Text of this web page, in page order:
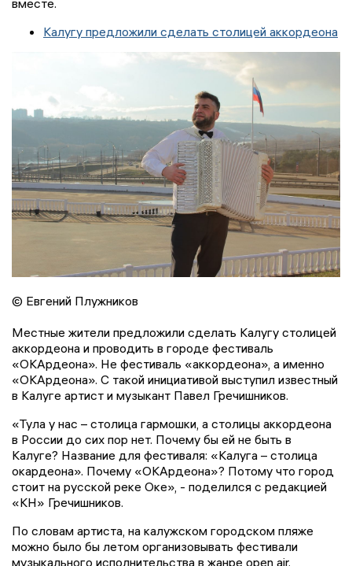
Калугу предложили сделать столицей аккордеона
© Евгений Плужников
Местные жители предложили сделать Калугу столицей
аккордеона и проводить в городе фестиваль
«ОКАрдеона». Не фестиваль «аккордеона», а именно
«ОКАрдеона». С такой инициативой выступил известный
в Калуге артист и музыкант Павел Гречишников.
«Тула у нас – столица гармошки, а столицы аккордеона
в России до сих пор нет. Почему бы ей не быть в
Калуге? Название для фестиваля: «Калуга – столица
окардеона». Почему «ОКАрдеона»? Потому что город
стоит на русской реке Оке», - поделился с редакцией
«КН» Гречишников.
По словам артиста, на калужском городском пляже
можно было бы летом организовывать фестивали
музыкального исполнительства в жанре open air.